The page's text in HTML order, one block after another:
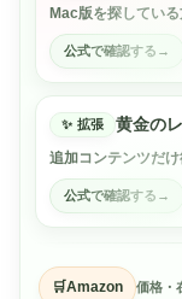
Mac版を探してい
公式で確認する
拡張 黄金の
追加コンテンツだ
公式で確認する
Amazon 価格・